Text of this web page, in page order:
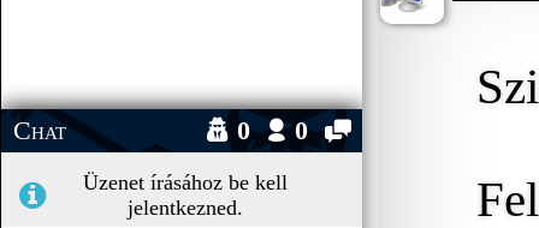
Chat 0 0
Üzenet írásához be kell
jelentkezned.